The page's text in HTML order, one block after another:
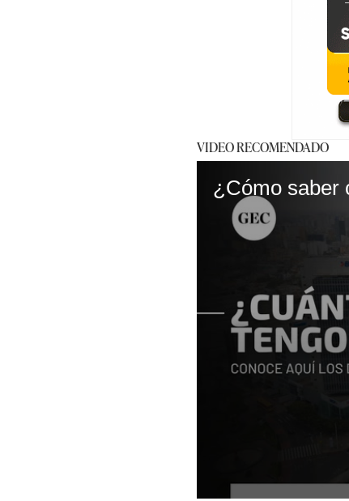
VIDEO RECOMENDADO
¿Cómo saber